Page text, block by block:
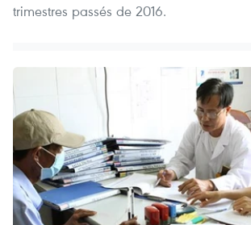
trimestres passés de 2016.